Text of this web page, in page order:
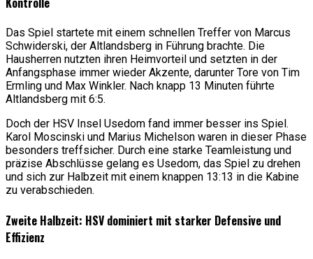
Das Spiel startete mit einem schnellen Treffer von Marcus
Schwiderski, der Altlandsberg in Führung brachte. Die
Hausherren nutzten ihren Heimvorteil und setzten in der
Anfangsphase immer wieder Akzente, darunter Tore von Tim
Ermling und Max Winkler. Nach knapp 13 Minuten führte
Altlandsberg mit 6:5.
Doch der HSV Insel Usedom fand immer besser ins Spiel.
Karol Moscinski und Marius Michelson waren in dieser Phase
besonders treffsicher. Durch eine starke Teamleistung und
präzise Abschlüsse gelang es Usedom, das Spiel zu drehen
und sich zur Halbzeit mit einem knappen 13:13 in die Kabine
zu verabschieden.
Zweite Halbzeit: HSV dominiert mit starker Defensive und
Effizienz